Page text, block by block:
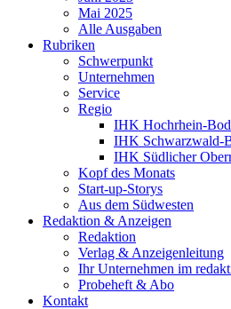
Mai 2025
Alle Ausgaben
Rubriken
Schwerpunkt
Unternehmen
Service
Regio
IHK Hochrhein-
IHK Schwarzwald-
IHK Südlicher
Kopf des Monats
Start-up-Storys
Aus dem Südwesten
Redaktion & Anzeigen
Redaktion
Verlag & Anzeigenleitung
Ihr Unternehmen im
Probeheft & Abo
Kontakt